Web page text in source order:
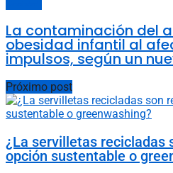
La contaminación del
obesidad infantil al
impulsos, según un
Próximo post
¿La servilletas recicladas
opción sustentable o